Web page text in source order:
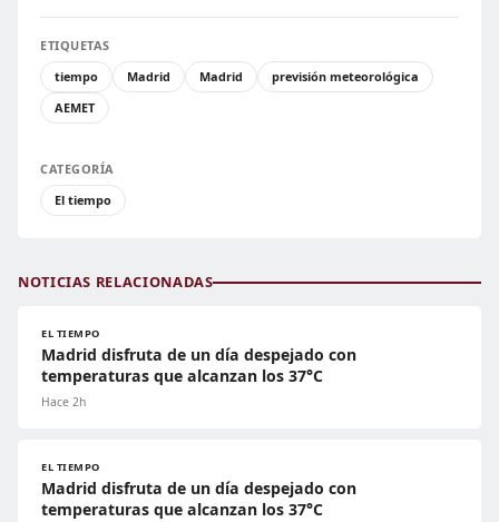
ETIQUETAS
tiempo
Madrid Madrid
previsión meteorológica
AEMET
CATEGORÍA
El tiempo
NOTICIAS RELACIONADAS
EL TIEMPO
Madrid disfruta de un día despejado con
temperaturas que alcanzan los 37°C
Hace 2h
EL TIEMPO
Madrid disfruta de un día despejado con
temperaturas que alcanzan los 37°C